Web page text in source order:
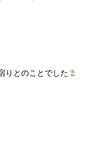
りとのことでした